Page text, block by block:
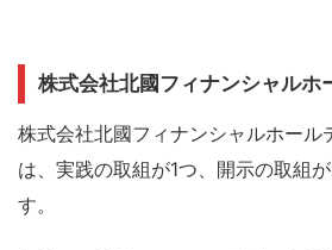
株式会社北國フィナンシャルホ
株式会社北國フィナンシャルホール
は、実践の取組が1つ、開示の取組
す。